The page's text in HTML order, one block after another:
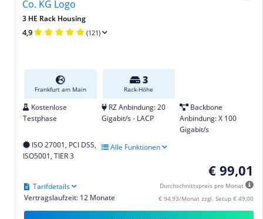
3 HE Rack Housing
4,9 (121)
Frankfurt am Main
3
Rack-Höhe
Kostenlose
Testphase
RZ Anbindung: 20
Gigabit/s - LACP
Backbone
Anbindung: X 100
Gigabit/s
ISO 27001, PCI DSS,
ISO5001, TIER 3
Alle Funktionen
€ 99,01
Durchschnittspreis pro Monat
€ 94,93/Monat zzgl. Setup € 49,00
Vertragslaufzeit: 12 Monate
Tarifdetails